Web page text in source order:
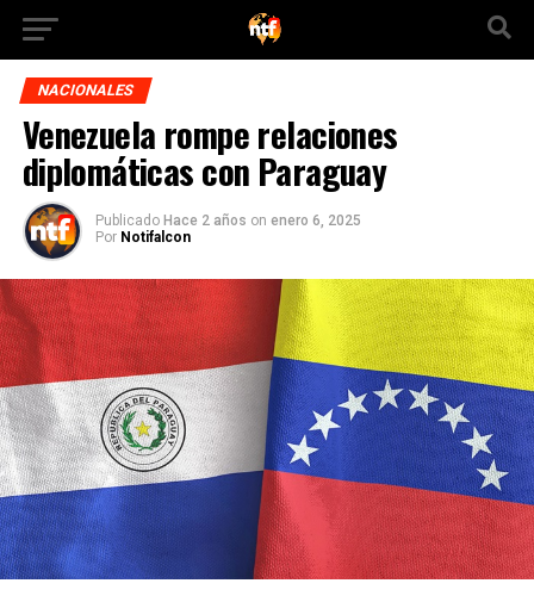
NACIONALES
Venezuela rompe relaciones
diplomáticas con Paraguay
Publicado Hace 2 años on enero 6, 2025
Por Notifalcon